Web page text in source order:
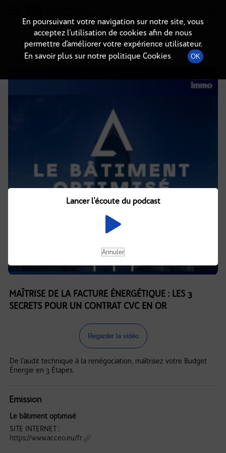
DÉTAILS DE L'ÉPISODE
28 octobre 2025à 13h02, durée : 31 minutes
MAÎTRISE DE LA FACTURE ÉNERGÉTIQUE : LES 3
SECRETS POUR UN CONTRAT CVC EN OR
Regarder la vidéo
De l'audit technique à la renégociation, maîtrisez votre Budget
Énergie en 3 Étapes.
Emission
Le bâtiment optimisé
SITE INTERNET :
https://www.acceo.eu/fr
En poursuivant votre navigation sur notre site, vous
acceptez l’utilisation de cookies afin de nous
permettre d’améliorer votre expérience utilisateur.
En savoir plus sur notre politique Cookies
OK
Lancer l'écoute du podcast
Annuler